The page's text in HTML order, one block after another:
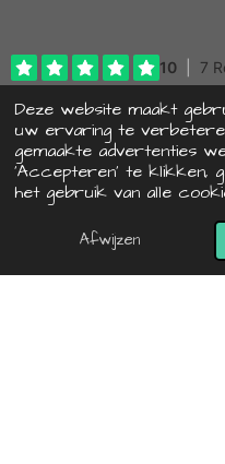
Deze website maakt
uw ervaring te
gemaakte advertenties
‘Accepteren’ te klikken,
het gebruik van alle
Afwijzen
p
p
© 2022 - 2026 hipbyaif
Powered byJouwWeb
E-mailadres Telefoonnummer